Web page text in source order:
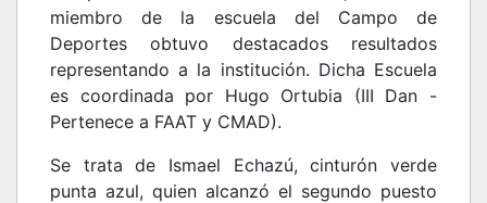
miembro de la escuela del Campo de
Deportes obtuvo destacados resultados
representando a la institución. Dicha Escuela
es coordinada por Hugo Ortubia (III Dan -
Pertenece a FAAT y CMAD).
Se trata de Ismael Echazú, cinturón verde
punta azul, quien alcanzó el segundo puesto